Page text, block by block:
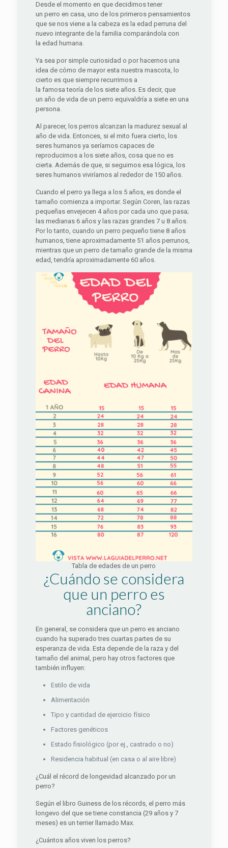
Desde el momento en que decidimos tener
un perro en casa, uno de los primeros pensamientos
que se nos viene a la cabeza es la edad perruna del
nuevo integrante de la familia comparándola con
la edad humana.
Ya sea por simple curiosidad o por hacernos una
idea de cómo de mayor esta nuestra mascota, lo
cierto es que siempre recurrimos a
la famosa teoría de los siete años. Es decir, que
un año de vida de un perro equivaldría a siete en una
persona.
Al parecer, los perros alcanzan la madurez sexual al
año de vida. Entonces, si el mito fuera cierto, los
seres humanos ya seríamos capaces de
reproducirnos a los siete años, cosa que no es
cierta. Además de que, si seguimos esa lógica, los
seres humanos viviríamos al rededor de 150 años.
Cuando el perro ya llega a los 5 años, es donde el
tamaño comienza a importar. Según Coren, las razas
pequeñas envejecen 4 años por cada uno que pasa;
las medianas 6 años y las razas grandes 7 u 8 años.
Por lo tanto, cuando un perro pequeño tiene 8 años
humanos, tiene aproximadamente 51 años perrunos,
mientras que un perro de tamaño grande de la misma
edad, tendría aproximadamente 60 años.
Tabla de edades de un perro
¿Cuándo se considera
que un perro es
anciano?
En general, se considera que un perro es anciano
cuando ha superado tres cuartas partes de su
esperanza de vida. Esta depende de la raza y del
tamaño del animal, pero hay otros factores que
también influyen:
Estilo de vida
Alimentación
Tipo y cantidad de ejercicio físico
Factores genéticos
Estado fisiológico (por ej., castrado o no)
Residencia habitual (en casa o al aire libre)
¿Cuál el récord de longevidad alcanzado por un
perro?
Según el libro Guiness de los récords, el perro más
longevo del que se tiene constancia (29 años y 7
meses) es un terrier llamado Max.
¿Cuántos años viven los perros?